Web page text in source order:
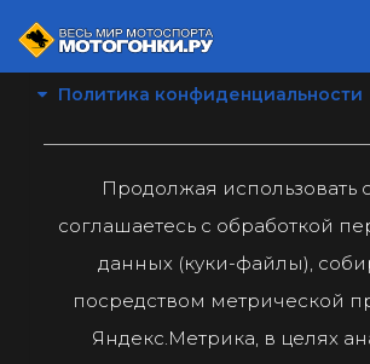
Политика конфиденциальности
Продолжая использовать
соглашаетесь с обработкой
данных (куки-файлы),
посредством метрической
Яндекс.Метрика, в целях